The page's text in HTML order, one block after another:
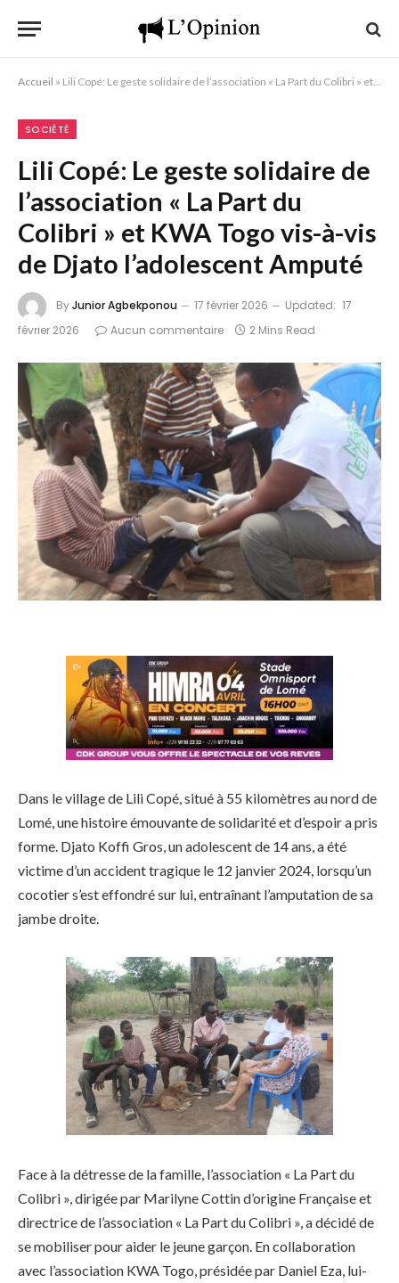
Accueil » Lili Copé: Le geste solidaire de l’association « La Part du Colibri » et KWA Togo vis-à-vis de Djato l’adolescent Amputé
SOCIÉTÉ
Lili Copé: Le geste solidaire de
l’association « La Part du
Colibri » et KWA Togo vis-à-vis
de Djato l’adolescent Amputé
ByJunior Agbekponou 17 février 2026 Updated: 17
février 2026
Aucun commentaire 2 Mins Read
Dans le village de Lili Copé, situé à 55 kilomètres au nord de
Lomé, une histoire émouvante de solidarité et d’espoir a pris
forme. Djato Koffi Gros, un adolescent de 14 ans, a été
victime d’un accident tragique le 12 janvier 2024, lorsqu’un
cocotier s’est effondré sur lui, entraînant l’amputation de sa
jambe droite.
Face à la détresse de la famille, l’association « La Part du
Colibri », dirigée par Marilyne Cottin d’origine Française et
directrice de l’association « La Part du Colibri », a décidé de
se mobiliser pour aider le jeune garçon. En collaboration
avec l’association KWA Togo, présidée par Daniel Eza, lui-